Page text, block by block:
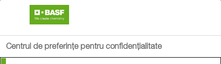
Centrul de preferințe pentru confidențialitate